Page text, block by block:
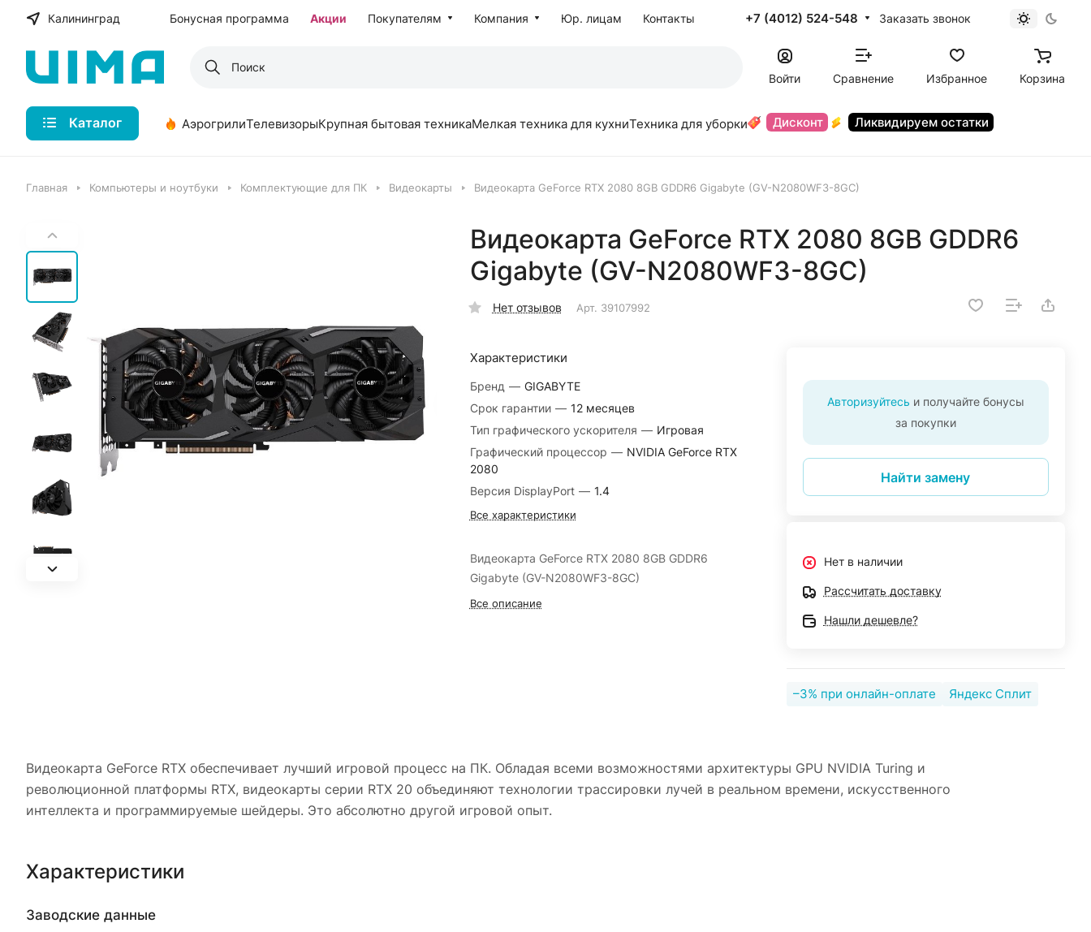
Калининград Бонусная программа Акции Покупателям Компания Юр. лицам Контакты +7 (4012) 524-548 Заказать звонок
Войти Сравнение Избранное Корзина
Каталог АэрогрилиТелевизорыКрупная бытовая техникаМелкая техника для кухниТехника для уборки Дисконт Ликвидируем остатки
Главная Компьютеры и ноутбуки Комплектующие для ПК Видеокарты Видеокарта GeForce RTX 2080 8GB GDDR6 Gigabyte (GV-N2080WF3-8GC)
Видеокарта GeForce RTX 2080 8GB GDDR6
Gigabyte (GV-N2080WF3-8GC)
Нет отзывов Арт. 39107992
Характеристики
Бренд — GIGABYTE
Срок гарантии — 12 месяцев
Тип графического ускорителя — Игровая
Графический процессор — NVIDIA GeForce RTX
2080
Версия DisplayPort — 1.4
Все характеристики
Видеокарта GeForce RTX 2080 8GB GDDR6
Gigabyte (GV-N2080WF3-8GC)
Все описание
Авторизуйтесь и получайте бонусы
за покупки
Найти замену
Нет в наличии
Рассчитать доставку
Нашли дешевле?
–3% при онлайн-оплате Яндекс Сплит
Видеокарта GeForce RTX обеспечивает лучший игровой процесс на ПК. Обладая всеми возможностями архитектуры GPU NVIDIA Turing и
революционной платформы RTX, видеокарты серии RTX 20 объединяют технологии трассировки лучей в реальном времени, искусственного
интеллекта и программируемые шейдеры. Это абсолютно другой игровой опыт.
Характеристики
Заводские данные